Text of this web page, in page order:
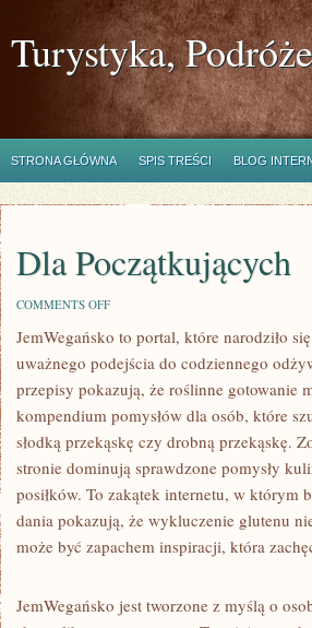
Turystyka, Podróże
STRONA GŁÓWNA SPIS TREŚCI BLOG
Dla Początkujących
COMMENTS OFFON
POCZĄTKUJĄCYCH
JemWegańsko to portal, które narodziło
uważnego podejścia do codziennego
przepisy pokazują, że roślinne gotowanie
kompendium pomysłów dla osób, które
słodką przekąskę czy drobną przekąskę.
stronie dominują sprawdzone pomysły
posiłków. To zakątek internetu, w którym
dania pokazują, że wykluczenie glutenu
może być zapachem inspiracji, która
JemWegańsko jest tworzone z myślą o